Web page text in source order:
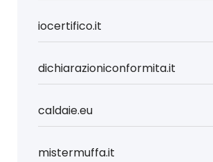
iocertifico.it
dichiarazioniconformita.it
caldaie.eu
mistermuffa.it